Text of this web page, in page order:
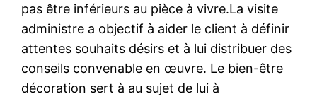
pas être inférieurs au pièce à vivre.La visite
administre a objectif à aider le client à définir
attentes souhaits désirs et à lui distribuer des
conseils convenable en œuvre. Le bien-être
décoration sert à au sujet de lui à